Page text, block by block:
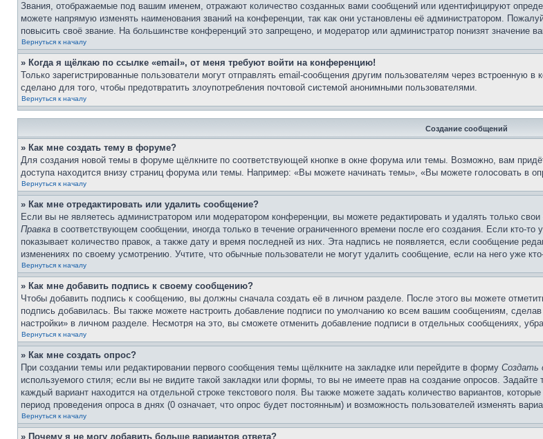
Звания, отображаемые под вашим именем, отражают количество созданных вами сообщений или идентифицируют
можете напрямую изменять наименования званий на конференции, так как они установлены её администратором.
повысить своё звание. На большинстве конференций это запрещено, и модератор или администратор понизят значение
Вернуться к началу
» Когда я щёлкаю по ссылке «email», от меня требуют войти на конференцию!
Только зарегистрированные пользователи могут отправлять email-сообщения другим пользователям через
сделано для того, чтобы предотвратить злоупотребления почтовой системой анонимными пользователями.
Вернуться к началу
Создание сообщений
» Как мне создать тему в форуме?
Для создания новой темы в форуме щёлкните по соответствующей кнопке в окне форума или темы. Возможно, вам
доступа находится внизу страниц форума или темы. Например: «Вы можете начинать темы», «Вы можете голосовать в
Вернуться к началу
» Как мне отредактировать или удалить сообщение?
Если вы не являетесь администратором или модератором конференции, вы можете редактировать и удалять только
Правка в соответствующем сообщении, иногда только в течение ограниченного времени после его создания. Если кто-
показывает количество правок, а также дату и время последней из них. Эта надпись не появляется, если сообщение
изменениях по своему усмотрению. Учтите, что обычные пользователи не могут удалить сообщение, если на него уже
Вернуться к началу
» Как мне добавить подпись к своему сообщению?
Чтобы добавить подпись к сообщению, вы должны сначала создать её в личном разделе. После этого вы можете
подпись добавилась. Вы также можете настроить добавление подписи по умолчанию ко всем вашим сообщениям,
настройки» в личном разделе. Несмотря на это, вы сможете отменить добавление подписи в отдельных сообщениях,
Вернуться к началу
» Как мне создать опрос?
При создании темы или редактировании первого сообщения темы щёлкните на закладке или перейдите в форму Создать
используемого стиля; если вы не видите такой закладки или формы, то вы не имеете прав на создание опросов.
каждый вариант находится на отдельной строке текстового поля. Вы также можете задать количество вариантов,
период проведения опроса в днях (0 означает, что опрос будет постоянным) и возможность пользователей изменять
Вернуться к началу
» Почему я не могу добавить больше вариантов ответа?